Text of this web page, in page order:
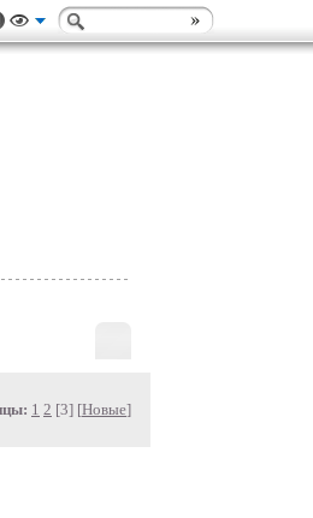
1 2 [3] [Новые]